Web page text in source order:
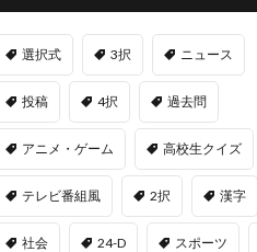
選択式 3択 ニュース
投稿 4択 過去問
アニメ・ゲーム 高校生クイズ
テレビ番組風 2択 漢字
社会 24-D スポーツ